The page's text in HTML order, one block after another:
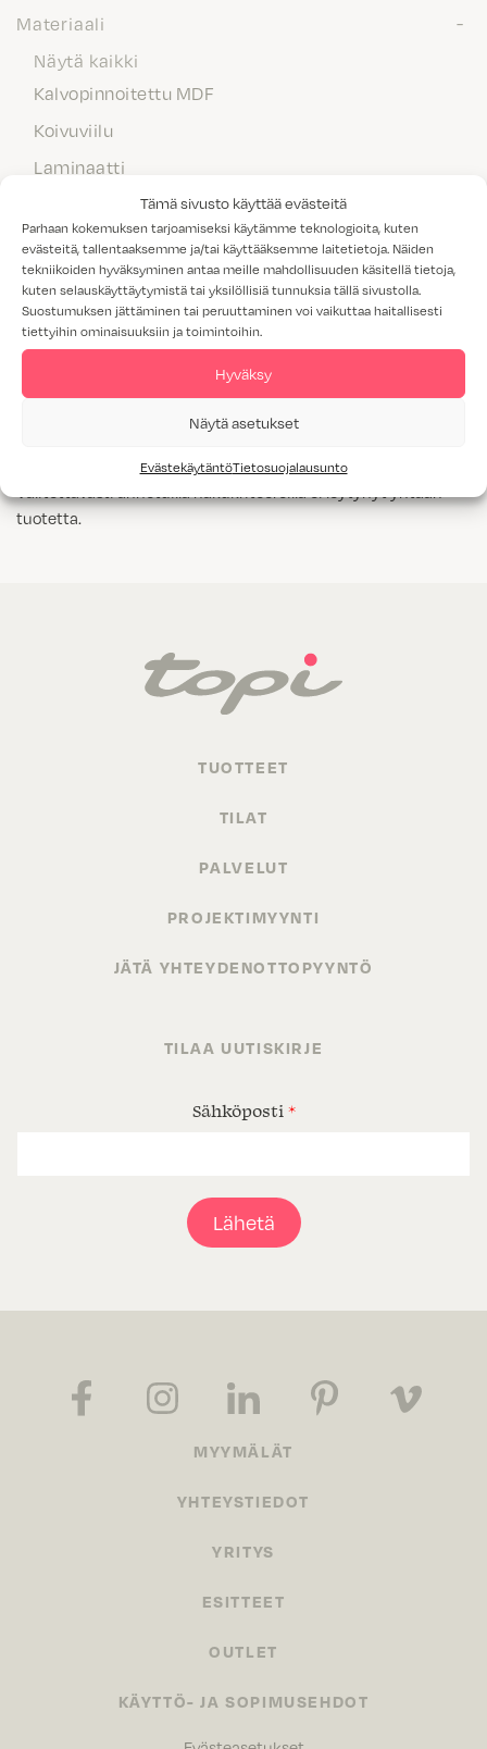
Tämä sivusto käyttää evästeitä
Parhaan kokemuksen tarjoamiseksi käytämme teknologioita, kuten
evästeitä, tallentaaksemme ja/tai käyttääksemme laitetietoja. Näiden
tekniikoiden hyväksyminen antaa meille mahdollisuuden käsitellä tietoja,
kuten selauskäyttäytymistä tai yksilöllisiä tunnuksia tällä sivustolla.
Suostumuksen jättäminen tai peruuttaminen voi vaikuttaa haitallisesti
tiettyihin ominaisuuksiin ja toimintoihin.
Hyväksy
Näytä asetukset
EvästekäytäntöTietosuojalausunto
Materiaali
Näytä kaikki
Kalvopinnoitettu MDF
Koivuviilu
Laminaatti
Maalattu MDF
Massiivipuu
Melamiini
Tammiviilu
M1-luokitus
Valitettavasti annetuilla hakukriteereillä ei löytynyt yhtään
tuotetta.
TUOTTEET
TILAT
PALVELUT
PROJEKTIMYYNTI
JÄTÄ YHTEYDENOTTOPYYNTÖ
TILAA UUTISKIRJE
Sähköposti *
Lähetä
MYYMÄLÄT
YHTEYSTIEDOT
YRITYS
ESITTEET
OUTLET
KÄYTTÖ- JA SOPIMUSEHDOT